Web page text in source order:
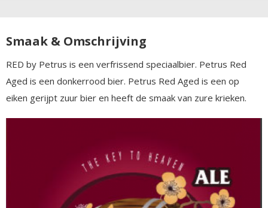
Smaak & Omschrijving
RED by Petrus is een verfrissend speciaalbier. Petrus Red
Aged is een donkerrood bier. Petrus Red Aged is een op
eiken gerijpt zuur bier en heeft de smaak van zure krieken.